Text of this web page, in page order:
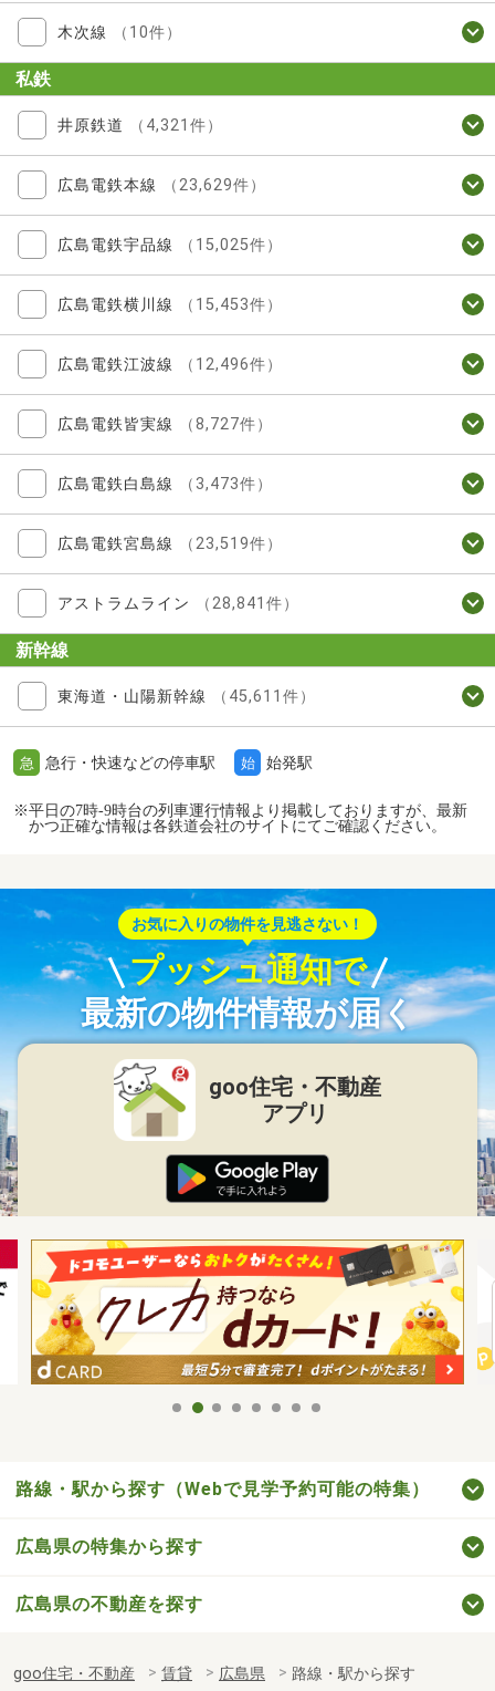
木次線 （10件）
私鉄
井原鉄道 （4,321件）
広島電鉄本線 （23,629件）
広島電鉄宇品線 （15,025件）
広島電鉄横川線 （15,453件）
広島電鉄江波線 （12,496件）
広島電鉄皆実線 （8,727件）
広島電鉄白島線 （3,473件）
広島電鉄宮島線 （23,519件）
アストラムライン （28,841件）
新幹線
東海道・山陽新幹線 （45,611件）
急 急行・快速などの停車駅 始 始発駅
※平日の7時-9時台の列車運行情報より掲載しておりますが、最新
かつ正確な情報は各鉄道会社のサイトにてご確認ください。
お気に入りの物件を見逃さない！
プッシュ通知で
最新の物件情報が届く
goo住宅・不動産
アプリ
路線・駅から探す（Webで見学予約可能の特集）
広島県の特集から探す
広島県の不動産を探す
goo住宅・不動産 賃貸 広島県 路線・駅から探す